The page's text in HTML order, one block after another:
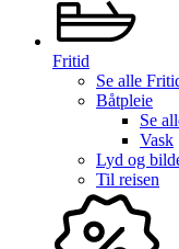
Fritid
Se alle
Båtpleie
Se
Vask
Lyd og
Til reisen